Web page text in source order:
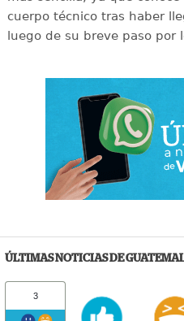
cuerpo técnico tras haber
luego de su breve paso por
ÚLTIMAS NOTICIAS DE
3